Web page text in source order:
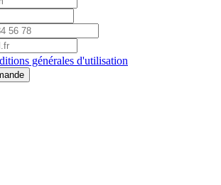
générales d'utilisation